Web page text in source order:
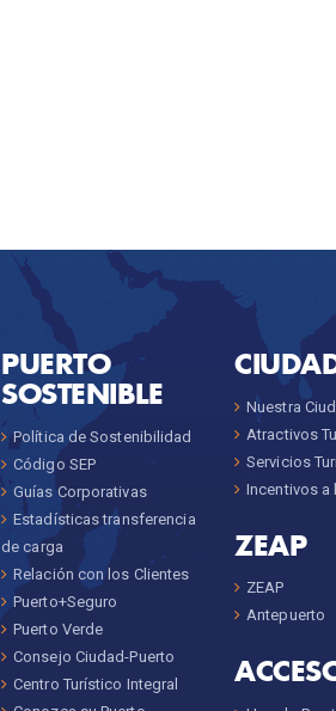
PUERTO
SOSTENIBLE
Política de Sostenibilidad
Código SEP
Guías Corporativas
Estadísticas transferencia
de carga
Relación con los Clientes
Puerto+Seguro
Puerto Verde
Consejo Ciudad-Puerto
Centro Turístico Integral
Nuestra
Atractivos
Servicios
Incentivos a
ZEAP
ZEAP
Antepuerto